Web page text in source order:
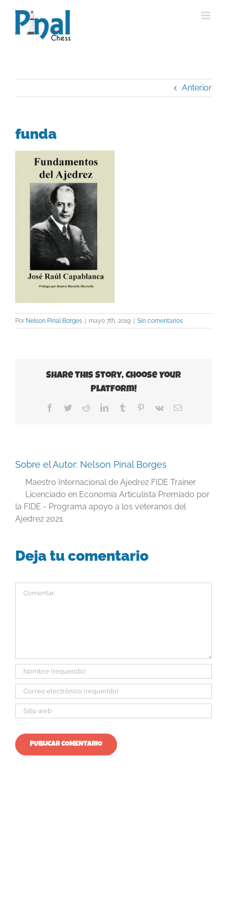
contenido
Anterior
funda
Por Nelson Pinal Borges | mayo 7th, 2019 | Sin comentarios
Share This Story, Choose Your
Platform!
Facebook
TwitterRedditLinkedInTumblr Pinterest
Vk
Correo
Sobre el Autor: Nelson Pinal Borges
Maestro Internacional de Ajedrez FIDE Trainer
Licenciado en Economía Articulista Premiado por
la FIDE - Programa apoyo a los veteranos del
Ajedrez 2021
Deja tu comentario